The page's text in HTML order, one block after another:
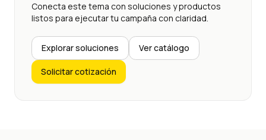
Conecta este tema con soluciones y productos
listos para ejecutar tu campaña con claridad.
Explorar soluciones Ver catálogo
Solicitar cotización